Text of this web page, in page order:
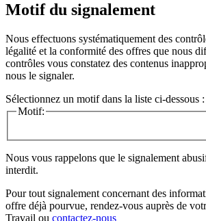
Motif du signalement
Nous effectuons systématiquement des
légalité et la conformité des offres que nous
contrôles vous constatez des contenus
nous le signaler.
Sélectionnez un motif dans la liste ci-dessous :
Motif:
Nous vous rappelons que le signalement
interdit.
Pour tout signalement concernant des
offre déjà pourvue, rendez-vous auprès de
Travail ou contactez-nous